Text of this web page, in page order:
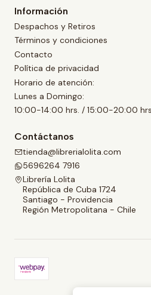
Información
Despachos y Retiros
Términos y condiciones
Contacto
Política de privacidad
Horario de atención:
Lunes a Domingo:
10:00-14:00 hrs. / 15:00-20:00
Contáctanos
tienda@librerialolita.com
5696264 7916
Librería Lolita
República de Cuba 1724
Santiago - Providencia
Región Metropolitana - Chile